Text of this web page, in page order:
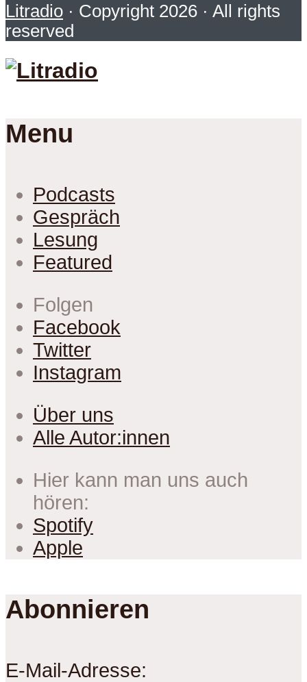
Litradio · Copyright 2026 · All rights
reserved
Menu
Podcasts
Gespräch
Lesung
Featured
Folgen
Facebook
Twitter
Instagram
Über uns
Alle Autor:innen
Hier kann man uns auch
hören:
Spotify
Apple
Abonnieren
E-Mail-Adresse: